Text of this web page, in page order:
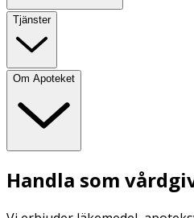
Tjänster
Om Apoteket
Handla som